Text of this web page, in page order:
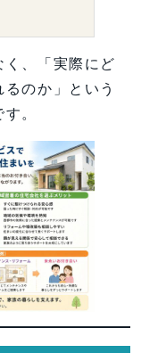
く、「実際にど
のか」という
。